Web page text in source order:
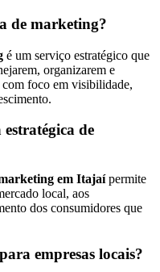
de marketing?
é um serviço estratégico que
organizarem e
foco em visibilidade,
de
em Itajaípermite
local, aos
dos consumidores que
empresas locais?